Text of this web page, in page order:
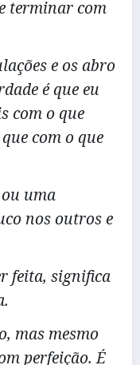
terminar com
e os abro
é que eu
com o que
com o que
uma
nos outros e
feita, significa
mas mesmo
perfeição. É